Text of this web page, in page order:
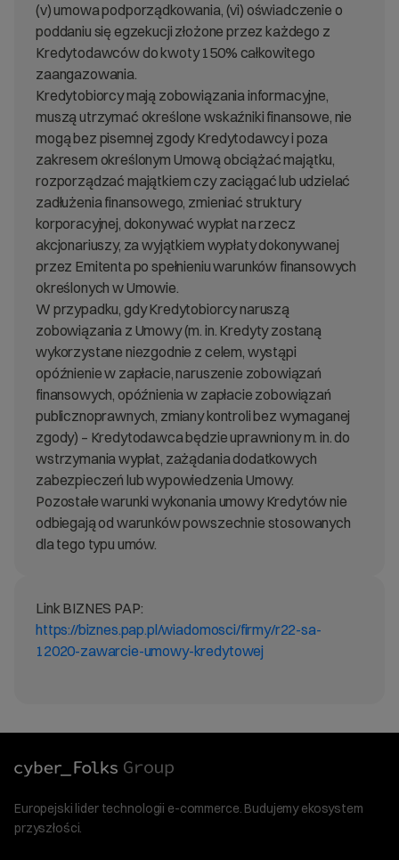
(v) umowa podporządkowania, (vi) oświadczenie o
poddaniu się egzekucji złożone przez każdego z
Kredytodawców do kwoty 150% całkowitego
zaangazowania.
Kredytobiorcy mają zobowiązania informacyjne,
muszą utrzymać określone wskaźniki finansowe, nie
mogą bez pisemnej zgody Kredytodawcy i poza
zakresem określonym Umową obciążać majątku,
rozporządzać majątkiem czy zaciągać lub udzielać
zadłużenia finansowego, zmieniać struktury
korporacyjnej, dokonywać wypłat na rzecz
akcjonariuszy, za wyjątkiem wypłaty dokonywanej
przez Emitenta po spełnieniu warunków finansowych
określonych w Umowie.
W przypadku, gdy Kredytobiorcy naruszą
zobowiązania z Umowy (m. in. Kredyty zostaną
wykorzystane niezgodnie z celem, wystąpi
opóźnienie w zapłacie, naruszenie zobowiązań
finansowych, opóźnienia w zapłacie zobowiązań
publicznoprawnych, zmiany kontroli bez wymaganej
zgody) – Kredytodawca będzie uprawniony m. in. do
wstrzymania wypłat, zażądania dodatkowych
zabezpieczeń lub wypowiedzenia Umowy.
Pozostałe warunki wykonania umowy Kredytów nie
odbiegają od warunków powszechnie stosowanych
dla tego typu umów.
Link BIZNES PAP:
https://biznes.pap.pl/wiadomosci/firmy/r22-sa-
12020-zawarcie-umowy-kredytowej
Europejski lider technologii e-commerce. Budujemy ekosystem
przyszłości.